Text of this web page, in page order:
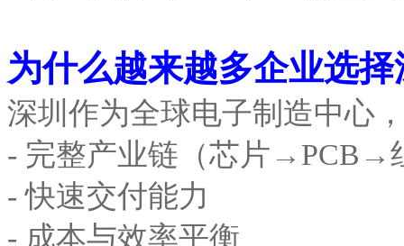
为什么越来越多企业选
深圳作为全球电子制造中心
- 完整产业链（芯片→PCB→
- 快速交付能力
- 成本与效率平衡